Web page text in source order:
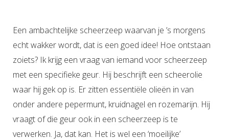
Een ambachtelijke scheerzeep waarvan je ’s morgens
echt wakker wordt, dat is een goed idee! Hoe ontstaan
zoiets? Ik krijg een vraag van iemand voor scheerzeep
met een specifieke geur. Hij beschrijft een scheerolie
waar hij gek op is. Er zitten essentiële olieën in van
onder andere pepermunt, kruidnagel en rozemarijn. Hij
vraagt of die geur ook in een scheerzeep is te
verwerken. Ja, dat kan. Het is wel een ‘moeilijke’